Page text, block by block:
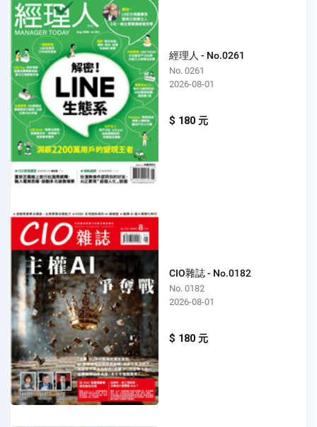
經理人 - No.0261
No. 0261
2026-08-01
$ 180 元
CIO雜誌 - No.0182
No. 0182
2026-08-01
$ 180 元